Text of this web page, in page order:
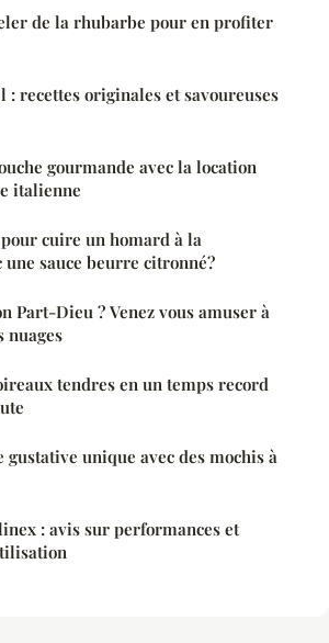
de la rhubarbe pour en profiter
: recettes originales et savoureuses
gourmande avec la location
italienne
cuire un homard à la
une sauce beurre citronné?
Part-Dieu ? Venez vous amuser à
nuages
tendres en un temps record
gustative unique avec des mochis à
: avis sur performances et